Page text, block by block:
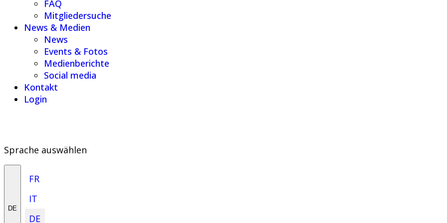
FAQ
Mitgliedersuche
News & Medien
News
Events & Fotos
Medienberichte
Social media
Kontakt
Login
Sprache auswählen
DE
FR
IT
DE